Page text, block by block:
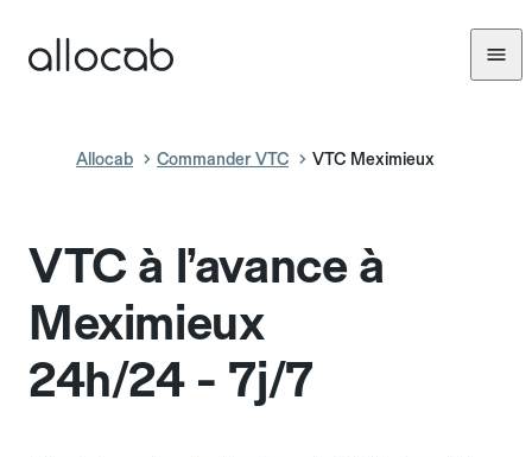
Allocab Commander VTC VTC Meximieux
VTC à l’avance à
Meximieux
24h/24 - 7j/7